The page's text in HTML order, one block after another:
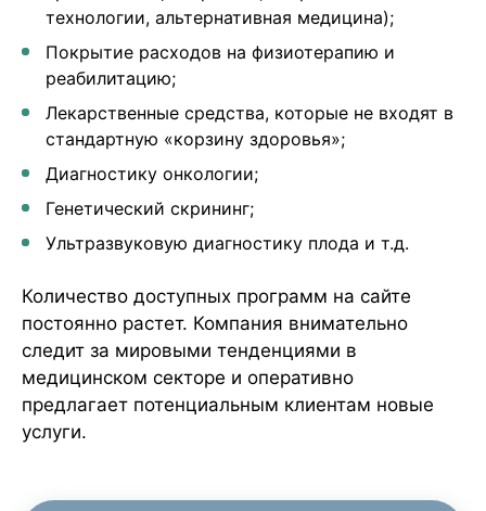
технологии, альтернативная медицина);
Покрытие расходов на физиотерапию и
реабилитацию;
Лекарственные средства, которые не входят в
стандартную «корзину здоровья»;
Диагностику онкологии;
Генетический скрининг;
Ультразвуковую диагностику плода и т.д.
Количество доступных программ на сайте
постоянно растет. Компания внимательно
следит за мировыми тенденциями в
медицинском секторе и оперативно
предлагает потенциальным клиентам новые
услуги.